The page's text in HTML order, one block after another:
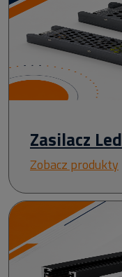
Zasilacz Led
Zobacz produkty